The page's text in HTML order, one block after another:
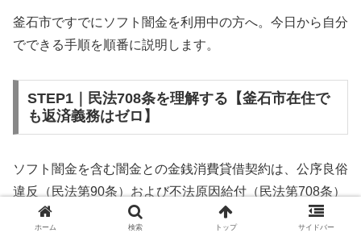
釜石市ですでにソフト闇金を利用中の方へ。今日から自分
でできる手順を順番に説明します。
STEP1｜民法708条を理解する【釜石市在住で
も返済義務はゼロ】
ソフト闇金を含む闇金との金銭消費貸借契約は、公序良俗
違反（民法第90条）および不法原因給付（民法第708条）
に該当するため、法的には無効です。釜石市在住であって
ホーム 検索 トップ サイドバー